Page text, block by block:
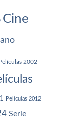
Cine
Películas 2002
Películas 2012
Serie